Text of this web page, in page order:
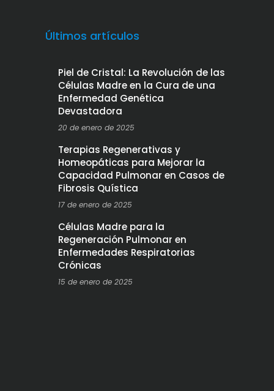
Últimos artículos
Piel de Cristal: La Revolución de las
Células Madre en la Cura de una
Enfermedad Genética
Devastadora
20 de enero de 2025
Terapias Regenerativas y
Homeopáticas para Mejorar la
Capacidad Pulmonar en Casos de
Fibrosis Quística
17 de enero de 2025
Células Madre para la
Regeneración Pulmonar en
Enfermedades Respiratorias
Crónicas
15 de enero de 2025